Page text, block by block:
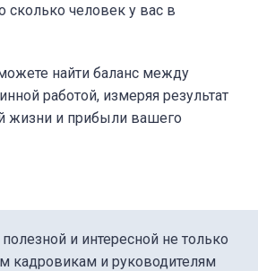
сколько человек у вас в
найти баланс между
работой, измеряя результат
жизни и прибыли вашего
и интересной не только
кадровикам и руководителям